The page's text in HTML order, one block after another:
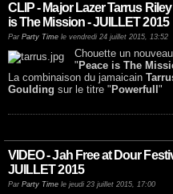
CLIP - Major Lazer Tarrus
is The Mission - JUILLET 2015
Par Party Time le vendredi 24 juillet 2015, 13:52
Chouette un
" Peace is The
La combinaison du jamaicain
Goulding sur le titre " Powerfull "
VIDEO - Jah Free at Dour
JUILLET 2015
Par Party Time le jeudi 23 juillet 2015, 17:00